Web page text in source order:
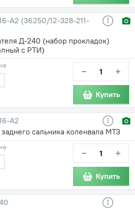
А2 (36250/12-328-211-
Д-240 (набор прокладок)
с РТИ)
− +
Купить
А2
сальника коленвала МТЗ
− +
Купить